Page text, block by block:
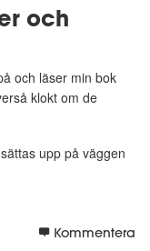
och
och läser min bok
klokt om de
upp på väggen
Kommentera